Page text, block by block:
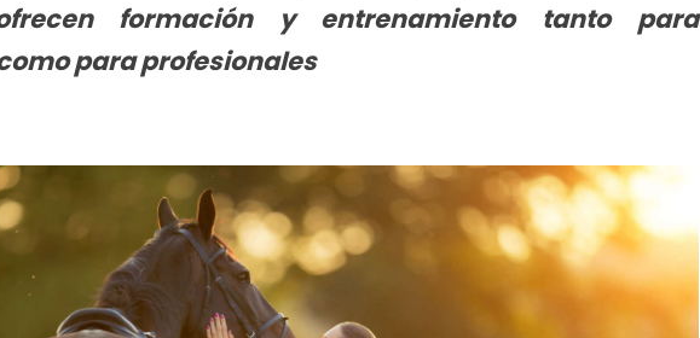
formación y entrenamiento tanto para
para profesionales